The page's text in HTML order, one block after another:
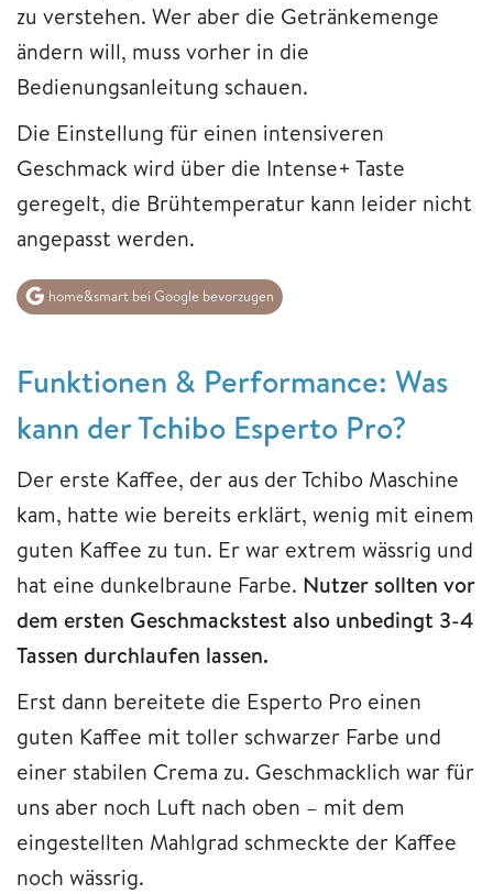
zu verstehen. Wer aber die Getränkemenge
ändern will, muss vorher in die
Bedienungsanleitung schauen.
Die Einstellung für einen intensiveren
Geschmack wird über die Intense+ Taste
geregelt, die Brühtemperatur kann leider nicht
angepasst werden.
home&smart bei Google bevorzugen
Funktionen & Performance: Was
kann der Tchibo Esperto Pro?
Der erste Kaffee, der aus der Tchibo Maschine
kam, hatte wie bereits erklärt, wenig mit einem
guten Kaffee zu tun. Er war extrem wässrig und
hat eine dunkelbraune Farbe. Nutzer sollten vor
dem ersten Geschmackstest also unbedingt 3-4
Tassen durchlaufen lassen.
Erst dann bereitete die Esperto Pro einen
guten Kaffee mit toller schwarzer Farbe und
einer stabilen Crema zu. Geschmacklich war für
uns aber noch Luft nach oben – mit dem
eingestellten Mahlgrad schmeckte der Kaffee
noch wässrig.